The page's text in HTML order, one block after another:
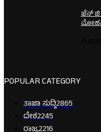
ಜೆನ್ ಜಿ
POPULAR CATEGORY
ತಾಜಾ ಸುದ್ದಿ2865
ದೇಶ2245